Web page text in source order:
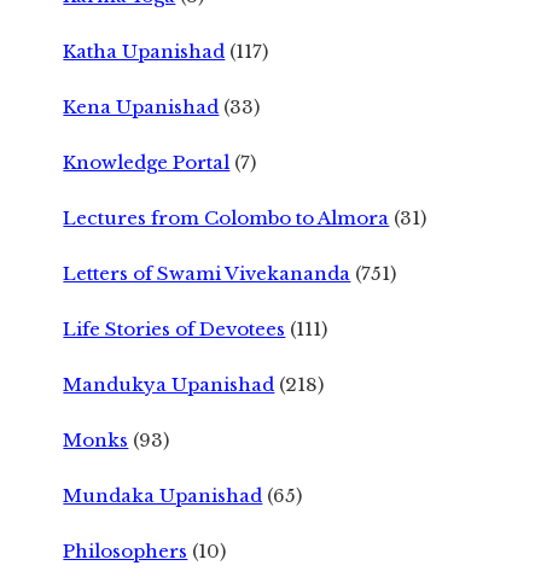
Katha Upanishad (117)
Kena Upanishad (33)
Knowledge Portal (7)
Lectures from Colombo to Almora (31)
Letters of Swami Vivekananda (751)
Life Stories of Devotees (111)
Mandukya Upanishad (218)
Monks (93)
Mundaka Upanishad (65)
Philosophers (10)